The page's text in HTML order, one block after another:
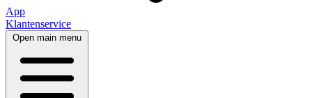
App
Klantenservice
Open main menu